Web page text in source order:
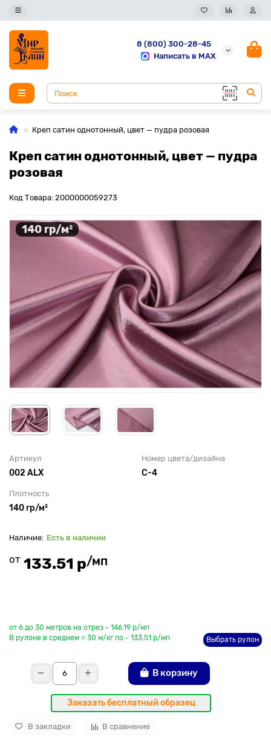
8 (800) 300-28-45
Написать в MAX
Креп сатин однотонный, цвет — пудра розовая
Креп сатин однотонный, цвет — пудра
розовая
Код Товара: 2000000059273
140 гр/м²
Артикул
002 ALX
Номер цвета/дизайна
C-4
Плотность
140 гр/м²
Есть в наличии
от 133.51 р/мп
от 6 до 30 метров на отрез - 146.19 р/мп
В рулоне в среднем = 30 м/кг по - 133.51 р/мп
Выбрать рулон
В корзину
Заказать бесплатный образец
В закладки В сравнение